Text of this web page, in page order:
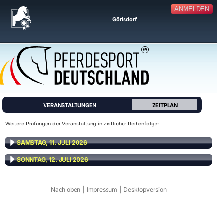
ANMELDEN
Görlsdorf
VERANSTALTUNGEN ZEITPLAN
Weitere Prüfungen der Veranstaltung in zeitlicher Reihenfolge:
SAMSTAG, 11. JULI 2026
SONNTAG, 12. JULI 2026
Nach oben Impressum Desktopversion